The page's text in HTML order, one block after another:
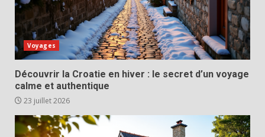
Voyages
Découvrir la Croatie en hiver : le secret d’un voyage
calme et authentique
23 juillet 2026